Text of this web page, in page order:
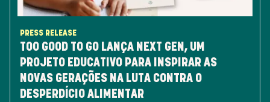
PRESS RELEASE
TOO GOOD TO GO LANÇA NEXT GEN, UM
PROJETO EDUCATIVO PARA INSPIRAR AS
NOVAS GERAÇÕES NA LUTA CONTRA O
DESPERDÍCIO ALIMENTAR